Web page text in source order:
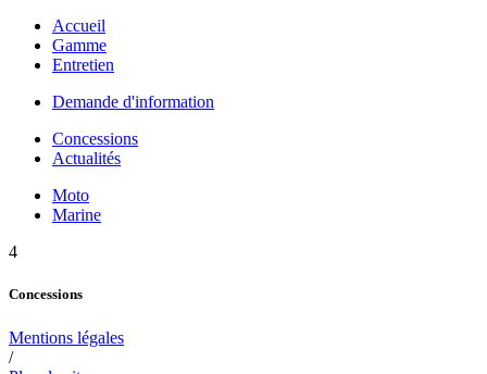
Accueil
Gamme
Entretien
Demande d'information
Concessions
Actualités
Moto
Marine
4
Concessions
Mentions légales
/